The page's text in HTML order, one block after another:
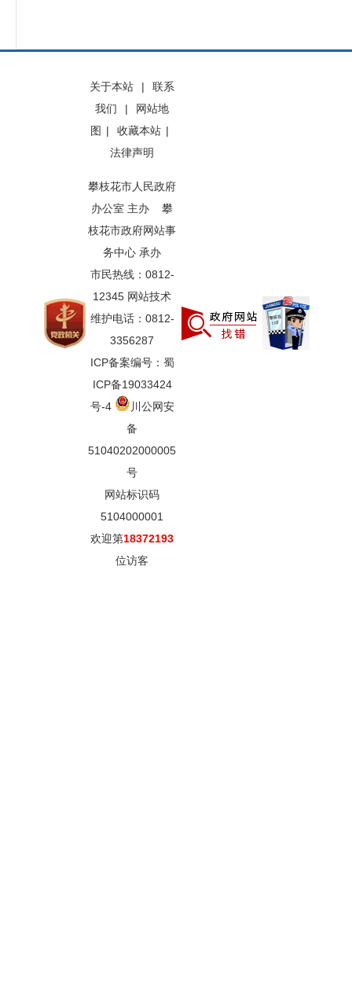
关于本站 |
联系
我们
|
网站地
图 | 收藏本站 |
法律声明
攀枝花市人民政府
办公室 主办 攀
枝花市政府网站事
务中心 承办
市民热线：0812-
12345 网站技术
维护电话：0812-
3356287
ICP备案编号：蜀
ICP备19033424
号-4
川公网安
备
51040202000005
号
网站标识码
5104000001
欢迎第18372193
位访客